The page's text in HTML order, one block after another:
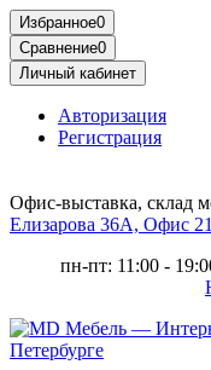
Избранное0
Сравнение0
Личный кабинет
Авторизация
Регистрация
Офис-выставка, склад
Елизарова 36А, Офис
пн-пт: 11:00 -